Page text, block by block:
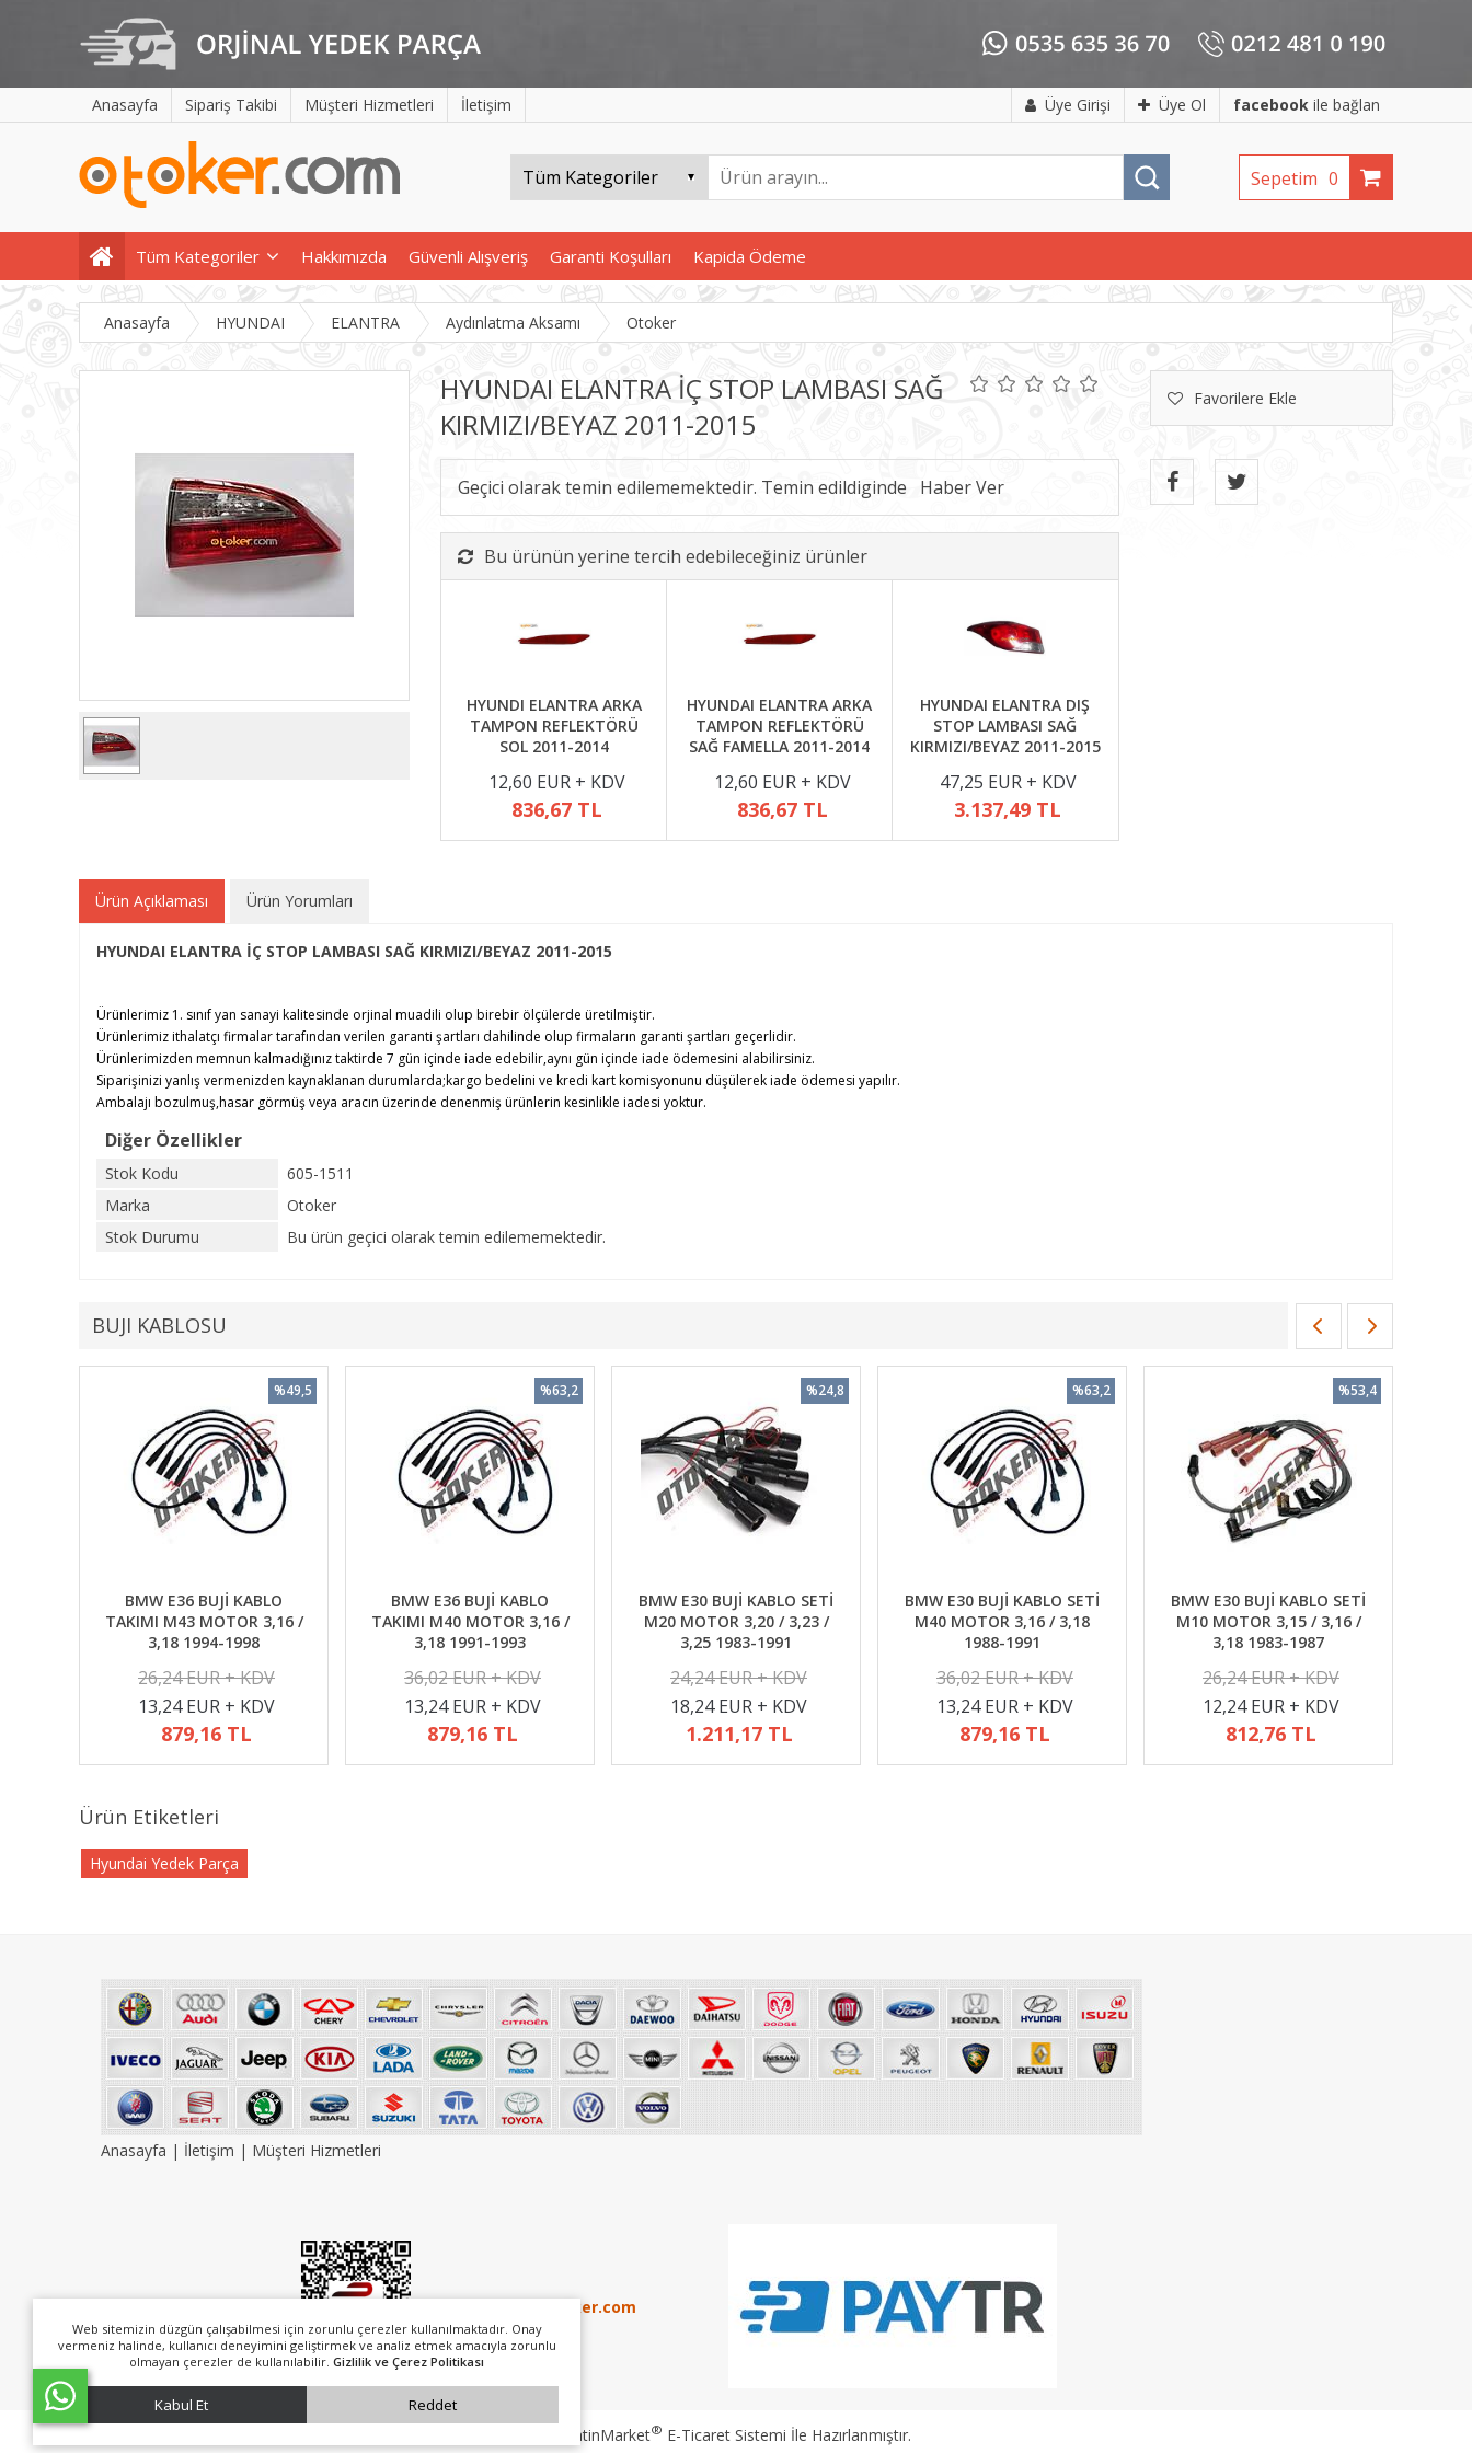
Anasayfa Sipariş Takibi Müşteri Hizmetleri İletişim Üye Girişi Üye Ol facebook ile bağlan
Sepetim 0
Tüm Kategoriler Hakkımızda Güvenli Alışveriş Garanti Koşulları Kapida Ödeme
Web sitemizin düzgün çalışabilmesi için zorunlu çerezler kullanılmaktadır. Onay
vermeniz halinde, kullanıcı deneyimini geliştirmek ve analiz etmek amacıyla zorunlu
olmayan çerezler de kullanılabilir. Gizlilik ve Çerez Politikası
Kabul Et Reddet
Anasayfa HYUNDAI ELANTRA Aydınlatma Aksamı Otoker
HYUNDAI ELANTRA İÇ STOP LAMBASI SAĞ
KIRMIZI/BEYAZ 2011-2015
Favorilere Ekle
Geçici olarak temin edilememektedir. Temin edildiginde
Bu ürünün yerine tercih edebileceğiniz ürünler
HYUNDI ELANTRA ARKA
TAMPON REFLEKTÖRÜ
SOL 2011-2014
12,60 EUR + KDV
836,67 TL
HYUNDAI ELANTRA ARKA
TAMPON REFLEKTÖRÜ
SAĞ FAMELLA 2011-2014
12,60 EUR + KDV
836,67 TL
HYUNDAI ELANTRA DIŞ
STOP LAMBASI SAĞ
KIRMIZI/BEYAZ 2011-2015
47,25 EUR + KDV
3.137,49 TL
Ürün Açıklaması Ürün Yorumları
HYUNDAI ELANTRA İÇ STOP LAMBASI SAĞ KIRMIZI/BEYAZ 2011-2015
Ürünlerimiz 1. sınıf yan sanayi kalitesinde orjinal muadili olup birebir ölçülerde üretilmiştir.
Ürünlerimiz ithalatçı firmalar tarafından verilen garanti şartları dahilinde olup firmaların garanti şartları geçerlidir.
Ürünlerimizden memnun kalmadığınız taktirde 7 gün içinde iade edebilir,aynı gün içinde iade ödemesini alabilirsiniz.
Siparişinizi yanlış vermenizden kaynaklanan durumlarda;kargo bedelini ve kredi kart komisyonunu düşülerek iade ödemesi yapılır.
Ambalajı bozulmuş,hasar görmüş veya aracın üzerinde denenmiş ürünlerin kesinlikle iadesi yoktur.
Diğer Özellikler
Stok Kodu
605-1511
Marka
Otoker
Stok Durumu
Bu ürün geçici olarak temin edilememektedir.
BUJI KABLOSU
BMW E36 BUJİ KABLO
TAKIMI M43 MOTOR 3,16 /
3,18 1994-1998
26,24 EUR + KDV
13,24 EUR + KDV
879,16 TL
%49,5
BMW E36 BUJİ KABLO
TAKIMI M40 MOTOR 3,16 /
3,18 1991-1993
36,02 EUR + KDV
13,24 EUR + KDV
879,16 TL
%63,2
BMW E30 BUJİ KABLO SETİ
M20 MOTOR 3,20 / 3,23 /
3,25 1983-1991
24,24 EUR + KDV
18,24 EUR + KDV
1.211,17 TL
%24,8
BMW E30 BUJİ KABLO SETİ
M40 MOTOR 3,16 / 3,18
1988-1991
36,02 EUR + KDV
13,24 EUR + KDV
879,16 TL
%63,2
BMW E30 BUJİ KABLO SETİ
M10 MOTOR 3,15 / 3,16 /
3,18 1983-1987
26,24 EUR + KDV
12,24 EUR + KDV
812,76 TL
%53,4
Ürün Etiketleri
Hyundai Yedek Parça
Anasayfa | İletişim | Müşteri Hizmetleri
info@otoker.com
PlatinMarket® E-Ticaret Sistemi İle Hazırlanmıştır.